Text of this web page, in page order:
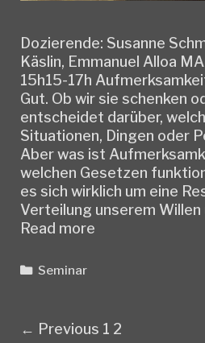
Dozierende: Susanne
Käslin, Emmanuel Alloa
15h15-17h
Gut. Ob wir sie schenken
entscheidet darüber,
Situationen, Dingen oder
Aber was ist
welchen Gesetzen
es sich wirklich um eine
Verteilung unserem
Read more
Achtsamkeit
Categories
Seminar
Post
← Previous 1 2